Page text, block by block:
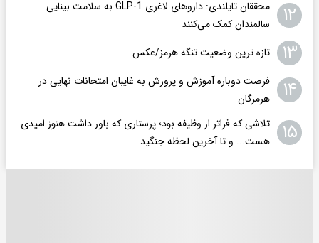
۱۲
محققان تایلندی: داروهای لاغری GLP-1 به سلامت بینایی
سالمندان کمک می‌کنند
۱۳ تازه ترین وضعیت تنگه هرمز/عکس
۱۴
فرصت دوباره آموزش و پرورش به غایبان امتحانات نهایی در
هرمزگان
۱۵
تلاشی که فراتر از وظیفه بود؛ پرستاری که باور داشت هنوز امیدی
هست... و تا آخرین لحظه جنگید